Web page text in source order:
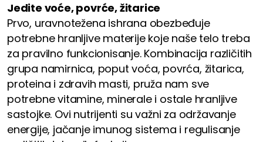
Jedite voće, povrće, žitarice
Prvo, uravnotežena ishrana obezbeđuje
potrebne hranljive materije koje naše telo treba
za pravilno funkcionisanje. Kombinacija različitih
grupa namirnica, poput voća, povrća, žitarica,
proteina i zdravih masti, pruža nam sve
potrebne vitamine, minerale i ostale hranljive
sastojke. Ovi nutrijenti su važni za održavanje
energije, jačanje imunog sistema i regulisanje